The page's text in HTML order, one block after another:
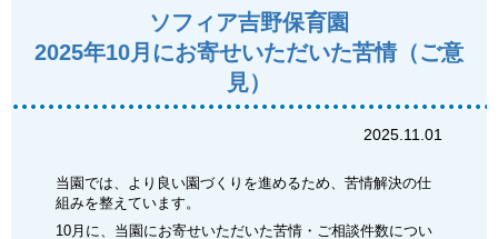
ソフィア吉野保育園
2025年10月にお寄せいただいた苦情（ご意
見）
2025.11.01
当園では、より良い園づくりを進めるため、苦情解決の仕
組みを整えています。
10月に、当園にお寄せいただいた苦情・ご相談件数につい